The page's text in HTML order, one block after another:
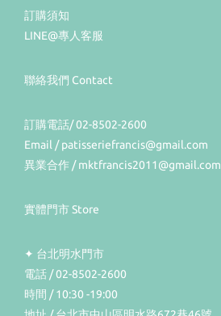
訂購須知
LINE@專人客服
聯絡我們 Contact
訂購電話/ 02-8502-2600
Email / patisseriefrancis@gmail.com
異業合作 / mktfrancis2011@gmail.com
實體門市 Store
✦ 台北明水門市
電話 / 02-8502-2600
時間 / 10:30 -19:00